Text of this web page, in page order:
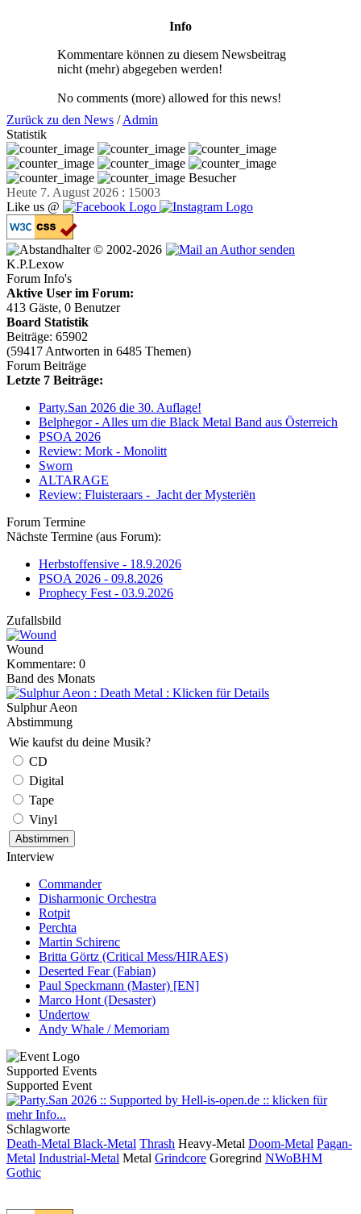
Info
Kommentare können zu diesem Newsbeitrag
nicht (mehr) abgegeben werden!
No comments (more) allowed for this news!
Zurück zu den News /Admin
Statistik
Besucher
Heute 7. August 2026 : 15003
Like us @
© 2002-2026
K.P.Lexow
Forum Info's
Aktive User im Forum:
413 Gäste, 0 Benutzer
Board Statistik
Beiträge: 65902
(59417 Antworten in 6485 Themen)
Forum Beiträge
Letzte 7 Beiträge:
Party.San 2026 die 30. Auflage!
Belphegor - Alles um die Black Metal Band aus Österreich
PSOA 2026
Review: Mork - Monolitt
Sworn
ALTARAGE
Review: Fluisteraars - Jacht der Mysteriën
Forum Termine
Nächste Termine (aus Forum):
Herbstoffensive - 18.9.2026
PSOA 2026 - 09.8.2026
Prophecy Fest - 03.9.2026
Zufallsbild
Wound
Kommentare: 0
Band des Monats
Sulphur Aeon
Abstimmung
Wie kaufst du deine Musik?
CD
Digital
Tape
Vinyl
Interview
Commander
Disharmonic Orchestra
Rotpit
Perchta
Martin Schirenc
Britta Görtz (Critical Mess/HIRAES)
Deserted Fear (Fabian)
Paul Speckmann (Master) [EN]
Marco Hont (Desaster)
Undertow
Andy Whale / Memoriam
Supported Events
Supported Event
Schlagworte
Death-Metal Black-Metal Thrash Heavy-Metal Doom-Metal Pagan-
Metal Industrial-Metal Metal Grindcore Goregrind NWoBHM
Gothic